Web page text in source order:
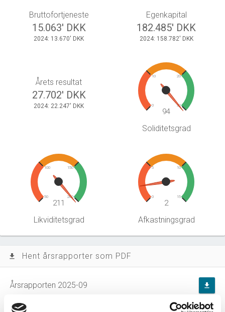
Bruttofortjeneste
15.063' DKK
2024: 13.670' DKK
Egenkapital
182.485' DKK
2024: 158.782' DKK
Årets resultat
27.702' DKK
2024: 22.247' DKK 0
10 20
30
94
Soliditetsgrad
50
100 150
200
211
Likviditetsgrad
0
5 10
15
2
Afkastningsgrad
file_download Hent årsrapporter som PDF
Årsrapporten 2025-09 file_download